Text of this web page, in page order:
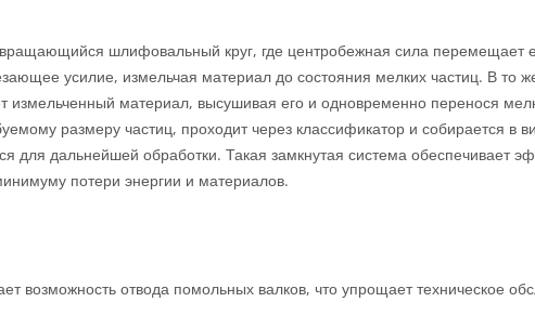
шлифовальный круг, где центробежная сила перемещает
усилие, измельчая материал до состояния мелких частиц. В то
измельченный материал, высушивая его и одновременно перенося
размеру частиц, проходит через классификатор и собирается в
для дальнейшей обработки. Такая замкнутая система обеспечивает
потери энергии и материалов.
возможность отвода помольных валков, что упрощает техническое